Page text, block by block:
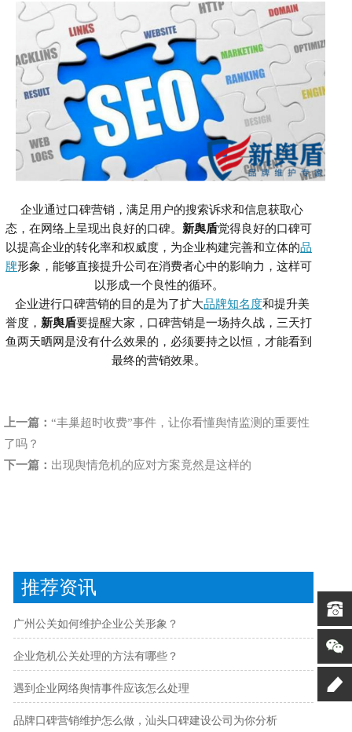
企业通过口碑营销，满足用户的搜索诉求和信息获取心
态，在网络上呈现出良好的口碑。 新舆盾觉得良好的口碑可
以提高企业的转化率和权威度，为企业构建完善和立体的品
牌形象，能够直接提升公司在消费者心中的影响力，这样可
以形成一个良性的循环。
企业进行口碑营销的目的是为了扩大品牌知名度和提升美
誉度 ， 新舆盾要提醒大家，口碑营销是一场持久战，三天打
鱼两天晒网是没有什么效果的，必须要持之以恒，才能看到
最终的营销效果。
上一篇： “丰巢超时收费”事件，让你看懂舆情监测的重要性
了吗？
下一篇： 出现舆情危机的应对方案竟然是这样的
推荐资讯
广州公关如何维护企业公关形象？
企业危机公关处理的方法有哪些？
遇到企业网络舆情事件应该怎么处理
品牌口碑营销维护怎么做，汕头口碑建设公司为你分析